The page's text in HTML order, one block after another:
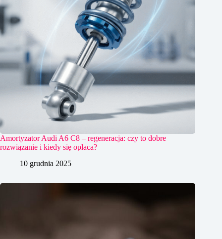
Amortyzator Audi A6 C8 – regeneracja: czy to dobre
rozwiązanie i kiedy się opłaca?
10 grudnia 2025